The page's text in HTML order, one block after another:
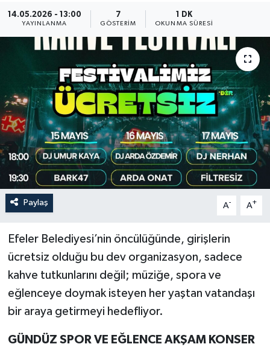
14.05.2026 - 13:00
YAYINLANMA
7
GÖSTERIM
1 DK
OKUNMA SÜRESI
Paylaş A- A+
Efeler Belediyesi’nin öncülüğünde, girişlerin
ücretsiz olduğu bu dev organizasyon, sadece
kahve tutkunlarını değil; müziğe, spora ve
eğlenceye doymak isteyen her yaştan vatandaşı
bir araya getirmeyi hedefliyor.
GÜNDÜZ SPOR VE EĞLENCE AKŞAM KONSER